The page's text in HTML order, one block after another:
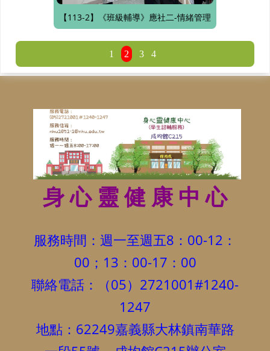
【113-2】《班級輔導》應社二-情緒管理
1 2 3 4
身 心 靈 健 康 中 心
服務時間：週一至週五8：00-12：
00；13：00-17：00
聯絡電話：（05）2721001#1240-
1247
地點：62249嘉義縣大林鎮南華路